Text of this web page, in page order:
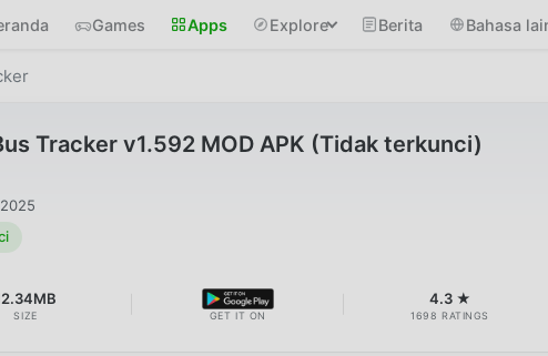
Games Apps Explore Berita Bahasa
Tracker v1.592 MOD APK (Tidak terkunci)
SIZE GET IT ON
4.3 ★
1698 RATINGS